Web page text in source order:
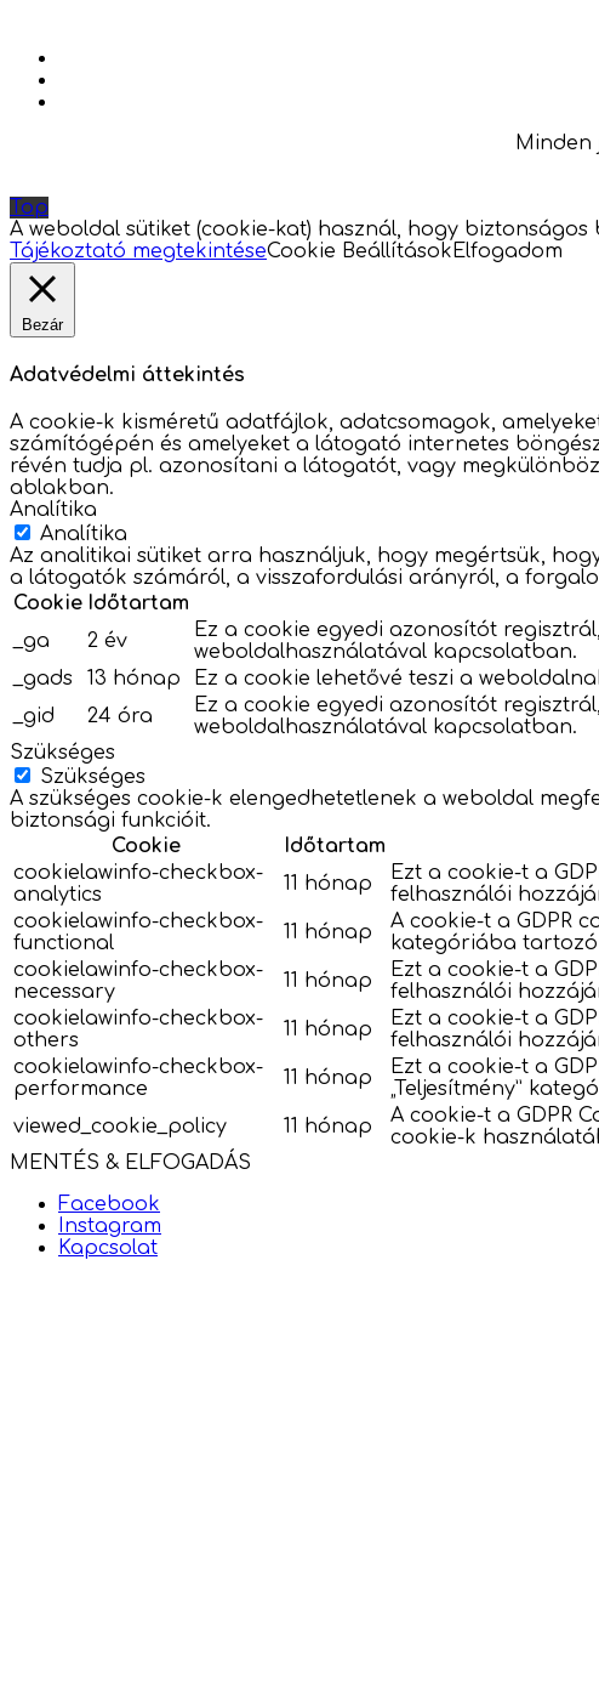
Minden
Top
A weboldal sütiket (cookie-kat) használ, hogy
Tájékoztató megtekintéseCookie Beállítások Elfogadom
Bezár
Adatvédelmi áttekintés
A cookie-k kisméretű adatfájlok, adatcsomagok,
számítógépén és amelyeket a látogató internetes
révén tudja pl. azonosítani a látogatót, vagy
ablakban.
Analítika
Analítika
Az analitikai sütiket arra használjuk, hogy megértsük,
a látogatók számáról, a visszafordulási arányról, a
Cookie Időtartam
_ga
2 év
Ez a cookie egyedi azonosítót
weboldalhasználatával kapcsolatban.
_gads
13 hónap
Ez a cookie lehetővé teszi a
_gid
24 óra
Ez a cookie egyedi azonosítót
weboldalhasználatával kapcsolatban.
Szükséges
Szükséges
A szükséges cookie-k elengedhetetlenek a weboldal
biztonsági funkcióit.
Cookie
Időtartam
cookielawinfo-checkbox-
analytics
11 hónap
Ezt a cookie-t a
felhasználói
cookielawinfo-checkbox-
functional
11 hónap
A cookie-t a GDPR
kategóriába
cookielawinfo-checkbox-
necessary
11 hónap
Ezt a cookie-t a
felhasználói
cookielawinfo-checkbox-
others
11 hónap
Ezt a cookie-t a
felhasználói
cookielawinfo-checkbox-
performance
11 hónap
Ezt a cookie-t a
„Teljesítmény”
viewed_cookie_policy
11 hónap
A cookie-t a GDPR
cookie-k
MENTÉS & ELFOGADÁS
Facebook
Instagram
Kapcsolat